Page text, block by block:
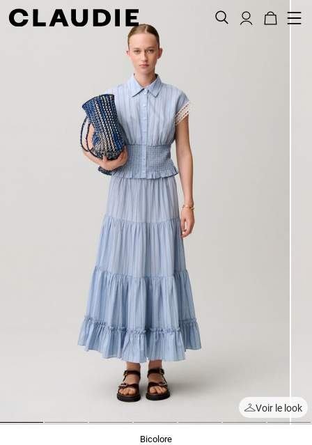
Voir le look
bicolore